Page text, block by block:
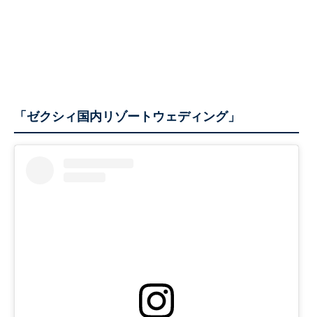
「ゼクシィ国内リゾートウェディング」